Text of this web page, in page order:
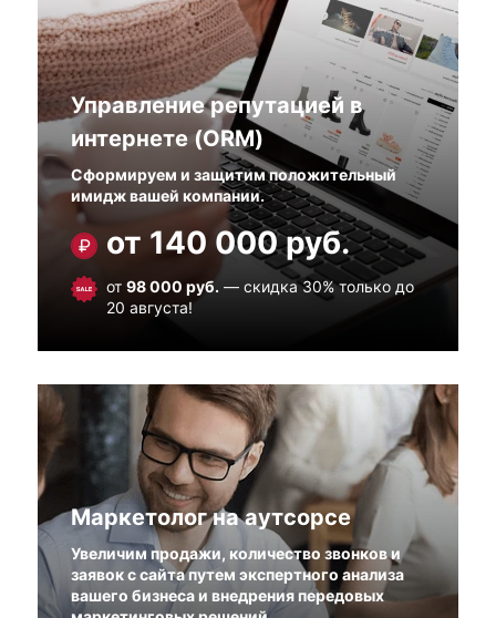
Управление репутацией в
интернете (ORM)
Сформируем и защитим положительный
имидж вашей компании.
от 140 000 руб.
от 98 000 руб. — скидка 30% только до
20 августа!
Маркетолог на аутсорсе
Увеличим продажи, количество звонков и
заявок с сайта путем экспертного анализа
вашего бизнеса и внедрения передовых